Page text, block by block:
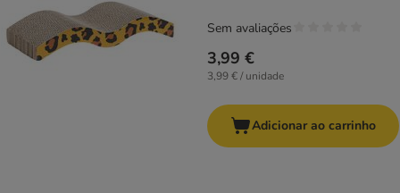
3,99 €
3,99 € / unidade
Sem avaliações
Adicionar ao carrinho